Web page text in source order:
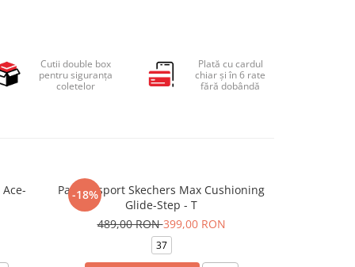
Cutii double box
pentru siguranța
coletelor
Plată cu cardul
chiar și în 6 rate
fără dobândă
-18%
Pantofi sport Skechers Max Cushioning
Glide-Step - T
489,00 RON399,00 RON
37